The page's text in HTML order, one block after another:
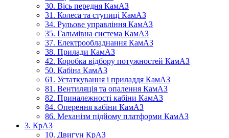
30. Вісь передня КамАЗ
31. Колеса та ступиці КамАЗ
34. Рульове управління КамАЗ
35. Гальмівна система КамАЗ
37. Електрообладнання КамАЗ
38. Прилади КамАЗ
42. Коробка відбору потужностей КамАЗ
50. Кабіна КамАЗ
61. Устаткування і приладдя КамАЗ
81. Вентиляція та опалення КамАЗ
82. Приналежності кабіни КамАЗ
84. Оперення кабіни КамАЗ
86. Механізм підйому платформи КамАЗ
3. КрАЗ
10. Двигун КрАЗ